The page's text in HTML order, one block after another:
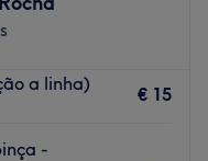
no sector e em
te os melhores
a linha)
€ 15
-